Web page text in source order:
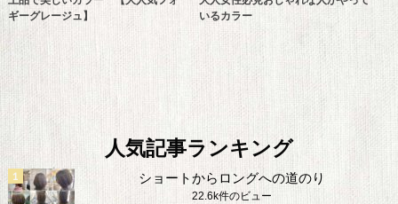
ギーグレージュ】
いるカラー
人気記事ランキング
ショートからロングへの道のり
22.6k件のビュー